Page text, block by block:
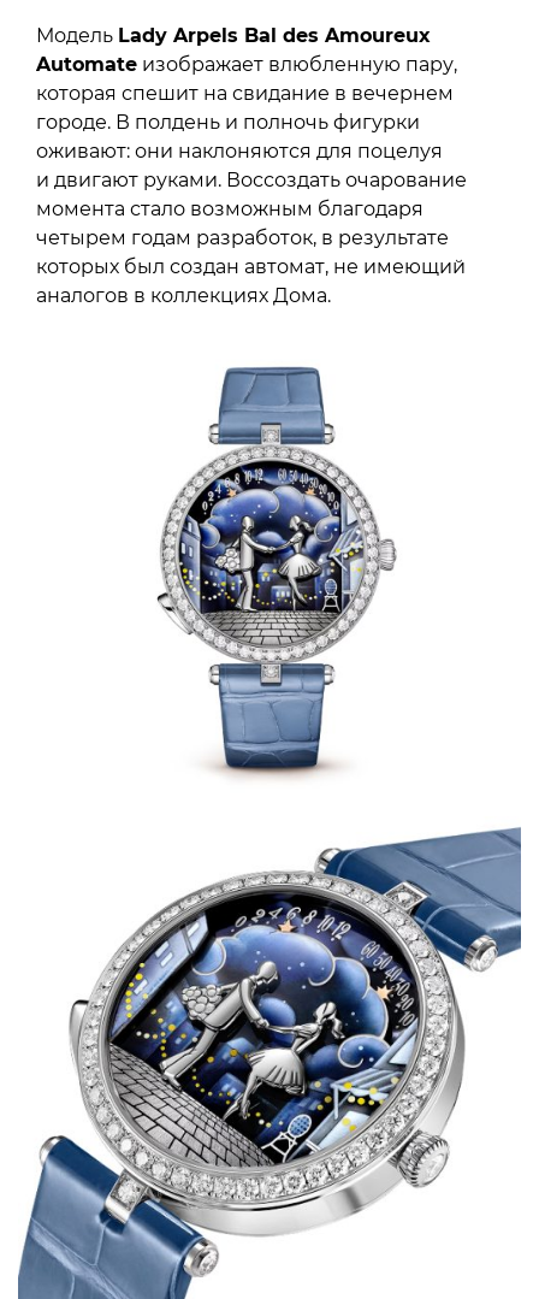
Модель Lady Arpels Bal des Amoureux
Automate изображает влюбленную пару,
которая спешит на свидание в вечернем
городе. В полдень и полночь фигурки
оживают: они наклоняются для поцелуя
и двигают руками. Воссоздать очарование
момента стало возможным благодаря
четырем годам разработок, в результате
которых был создан автомат, не имеющий
аналогов в коллекциях Дома.